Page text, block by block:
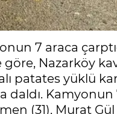
7 araca
Nazarköy
patates yüklü
daldı.
(31), Murat Gül